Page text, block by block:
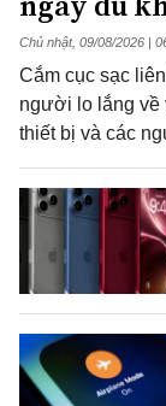
Chủ nhật, 09/08/2026 |
Cắm cục sạc
người lo lắng về
thiết bị và các